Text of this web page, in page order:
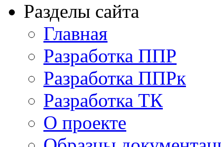
Разделы сайта
Главная
Разработка ППР
Разработка ППРк
Разработка ТК
О проекте